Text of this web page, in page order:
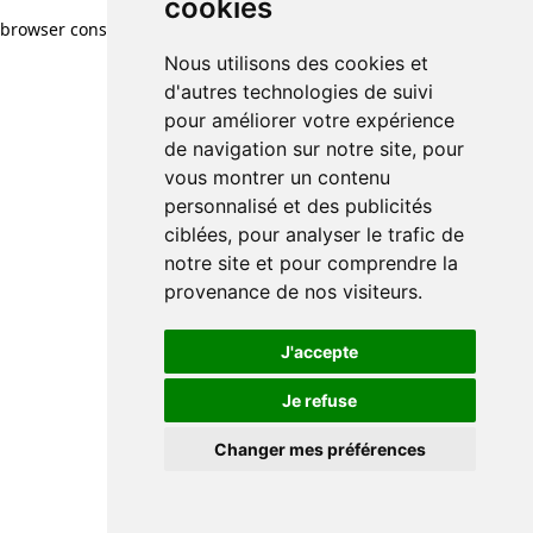
cookies
Nous utilisons des cookies et
d'autres technologies de suivi
pour améliorer votre expérience
de navigation sur notre site, pour
vous montrer un contenu
personnalisé et des publicités
ciblées, pour analyser le trafic de
notre site et pour comprendre la
provenance de nos visiteurs.
J'accepte
Je refuse
Changer mes préférences
browser console for more information)